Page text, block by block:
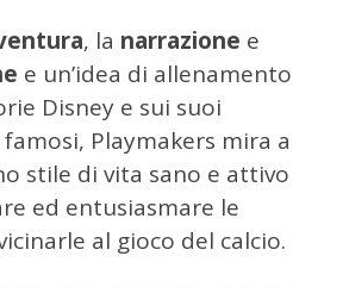
, la narrazione e
e un’idea di allenamento
Disney e sui suoi
Playmakers mira a
stile di vita sano e attivo
ed entusiasmare le
al gioco del calcio.